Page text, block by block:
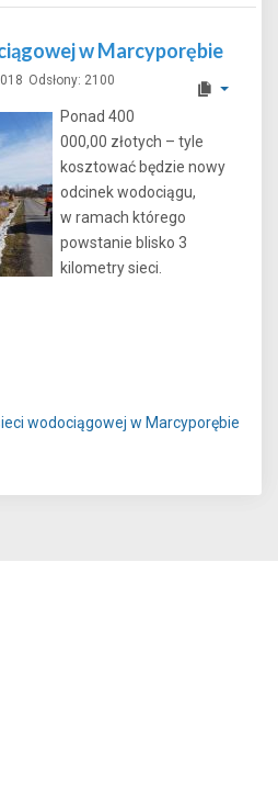
w Marcyporębie
Odsłony: 2100
Ponad 400
000,00 złotych – tyle
kosztować będzie nowy
odcinek wodociągu,
w ramach którego
powstanie blisko 3
kilometry sieci.
wodociągowej w Marcyporębie